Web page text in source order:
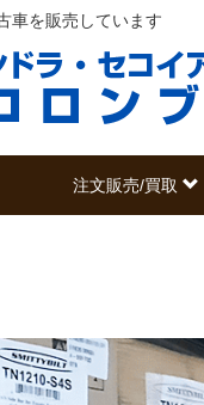
車を販売しています
注文販売/買取